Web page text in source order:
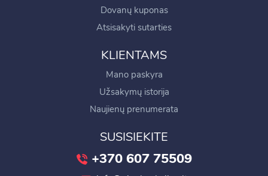
Dovanų kuponas
Atsisakyti sutarties
KLIENTAMS
Mano paskyra
Užsakymų istorija
Naujienų prenumerata
SUSISIEKITE
+370 607 75509